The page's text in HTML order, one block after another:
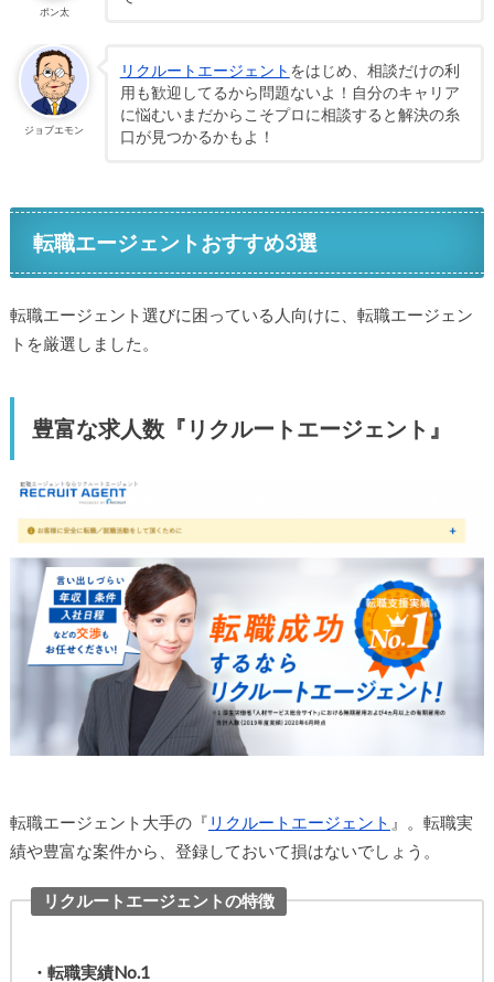
ポン太
ジョブエモン
リクルートエージェント をはじめ、相談だけの利
用も歓迎してるから問題ないよ！自分のキャリア
に悩むいまだからこそプロに相談すると解決の糸
口が見つかるかもよ！
転職エージェントおすすめ3選
転職エージェント選びに困っている人向けに、転職エージェン
トを厳選しました。
豊富な求人数『リクルートエージェント』
転職エージェント大手の『 リクルートエージェント 』。転職実
績や豊富な案件から、登録しておいて損はないでしょう。
リクルートエージェントの特徴
・転職実績No.1